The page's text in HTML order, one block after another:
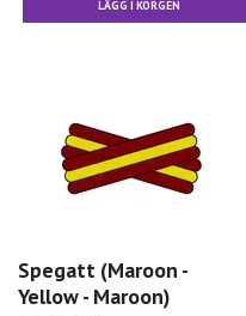
Spegatt (Maroon -
Yellow - Maroon)